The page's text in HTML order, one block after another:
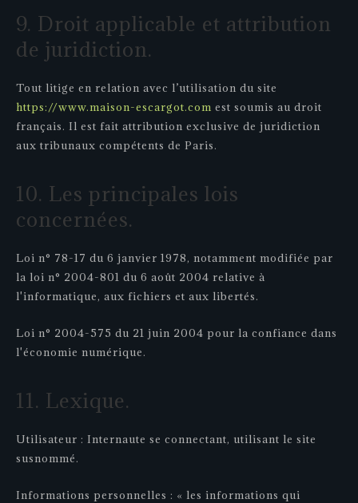
9. Droit applicable et attribution
de juridiction.
Tout litige en relation avec l’utilisation du site
https://www.maison-escargot.com est soumis au droit
français. Il est fait attribution exclusive de juridiction
aux tribunaux compétents de Paris.
10. Les principales lois
concernées.
Loi n° 78-17 du 6 janvier 1978, notamment modifiée par
la loi n° 2004-801 du 6 août 2004 relative à
l'informatique, aux fichiers et aux libertés.
Loi n° 2004-575 du 21 juin 2004 pour la confiance dans
l'économie numérique.
11. Lexique.
Utilisateur : Internaute se connectant, utilisant le site
susnommé.
Informations personnelles : « les informations qui